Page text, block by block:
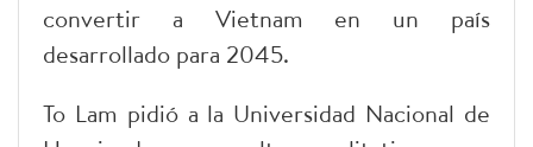
convertir a Vietnam en un país
desarrollado para 2045.
To Lam pidió a la Universidad Nacional de